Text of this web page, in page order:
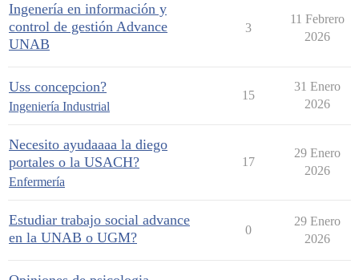
Ingenería en información y
control de gestión Advance
UNAB
3
11 Febrero
2026
Uss concepcion?
Ingeniería Industrial
15
31 Enero
2026
Necesito ayudaaaa la diego
portales o la USACH?
Enfermería
17
29 Enero
2026
Estudiar trabajo social advance
en la UNAB o UGM?
0
29 Enero
2026